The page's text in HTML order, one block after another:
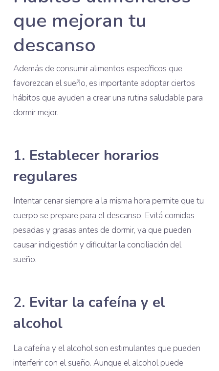
que mejoran tu
descanso
Además de consumir alimentos específicos que
favorezcan el sueño, es importante adoptar ciertos
hábitos que ayuden a crear una rutina saludable para
dormir mejor.
1. Establecer horarios
regulares
Intentar cenar siempre a la misma hora permite que tu
cuerpo se prepare para el descanso. Evitá comidas
pesadas y grasas antes de dormir, ya que pueden
causar indigestión y dificultar la conciliación del
sueño.
2. Evitar la cafeína y el
alcohol
La cafeína y el alcohol son estimulantes que pueden
interferir con el sueño. Aunque el alcohol puede